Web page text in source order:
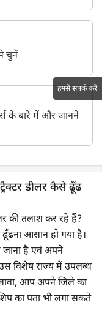
चुनें
के बारे में और जानने
डीलर कैसे ढूँढ
की तलाश कर रहे हैं?
आसान हो गया है।
जाना है एवं अपने
विशेष राज्य में उपलब्ध
आप अपने जिले का
का पता भी लगा सकते
हमसे संपर्क करें